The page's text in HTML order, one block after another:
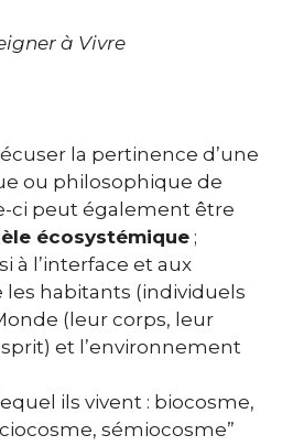
à Vivre
la pertinence d’une
ou philosophique de
ci peut également être
écosystémique ;
à l’interface et aux
habitants (individuels
(leur corps, leur
et l’environnement
ils vivent : biocosme,
sémiocosme”